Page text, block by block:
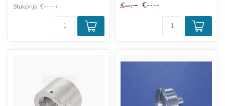
Stukprijs: €--,-- /
€--,-- €--,--